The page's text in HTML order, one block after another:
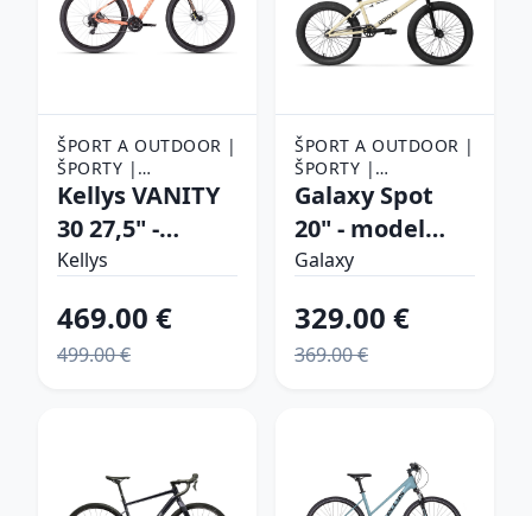
ŠPORT A OUTDOOR |
ŠPORTY |
CYKLISTIKA |
BICYKLE
Kellys VANITY
30 27,5" -
model 2025
S (15", 150-166
cm)
Kellys
469.00 €
499.00 €
ŠPORT A OUTDOOR |
ŠPORTY |
CYKLISTIKA |
BICYKLE
Galaxy Spot
20" - model
2023 krémová
Galaxy
329.00 €
369.00 €